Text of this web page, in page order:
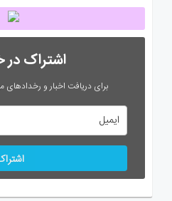
اشتراک در
برای دریافت اخبار و رخدادهای